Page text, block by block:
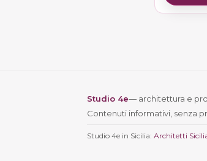
Studio 4e— architettura e
Contenuti informativi, senza
Studio 4e in Sicilia: Architetti